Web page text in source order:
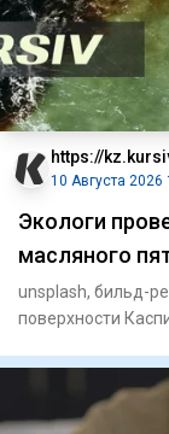
https://
10 Августа 2026
Экологи
масляного
unsplash, бильд-
поверхности